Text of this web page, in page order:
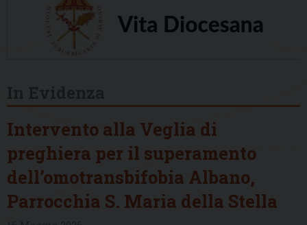
Intervento alla Veglia di
preghiera per il superamento
dell’omotransbifobia Albano,
Parrocchia S. Maria della Stella